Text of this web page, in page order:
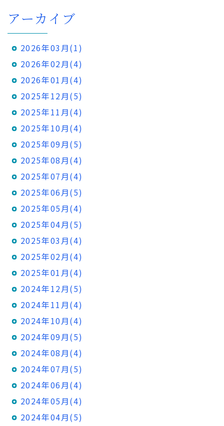
アーカイブ
2026年03月(1)
2026年02月(4)
2026年01月(4)
2025年12月(5)
2025年11月(4)
2025年10月(4)
2025年09月(5)
2025年08月(4)
2025年07月(4)
2025年06月(5)
2025年05月(4)
2025年04月(5)
2025年03月(4)
2025年02月(4)
2025年01月(4)
2024年12月(5)
2024年11月(4)
2024年10月(4)
2024年09月(5)
2024年08月(4)
2024年07月(5)
2024年06月(4)
2024年05月(4)
2024年04月(5)